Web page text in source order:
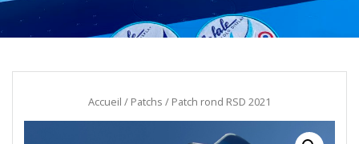
Accueil / Patchs / Patch rond RSD 2021